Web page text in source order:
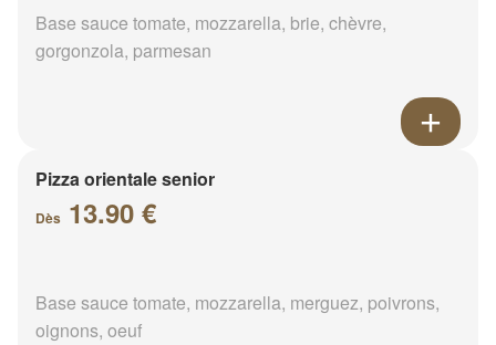
Base sauce tomate, mozzarella, brie, chèvre,
gorgonzola, parmesan
Pizza orientale senior
Dès 13.90 €
Base sauce tomate, mozzarella, merguez, poivrons,
oignons, oeuf